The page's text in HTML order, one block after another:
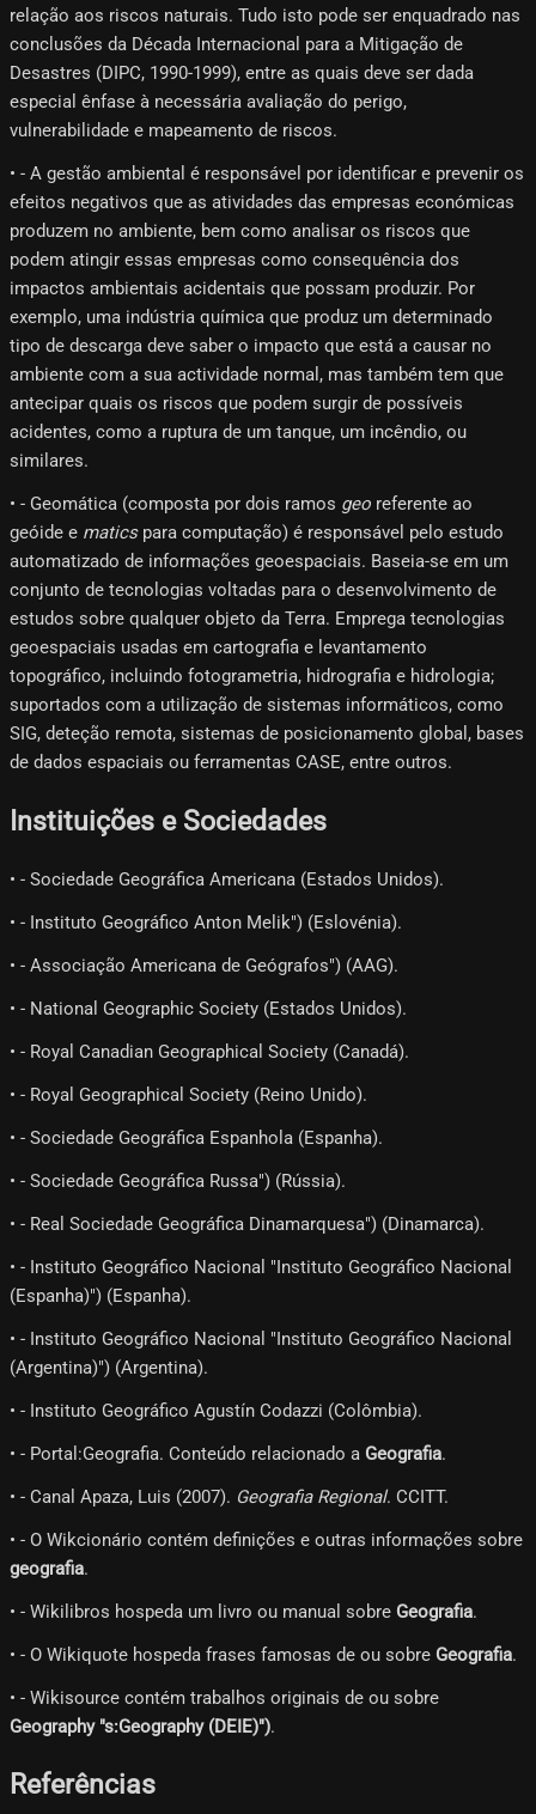
relação aos riscos naturais. Tudo isto pode ser enquadrado nas
conclusões da Década Internacional para a Mitigação de
Desastres (DIPC, 1990-1999), entre as quais deve ser dada
especial ênfase à necessária avaliação do perigo,
vulnerabilidade e mapeamento de riscos.
• - A gestão ambiental é responsável por identificar e prevenir os
efeitos negativos que as atividades das empresas económicas
produzem no ambiente, bem como analisar os riscos que
podem atingir essas empresas como consequência dos
impactos ambientais acidentais que possam produzir. Por
exemplo, uma indústria química que produz um determinado
tipo de descarga deve saber o impacto que está a causar no
ambiente com a sua actividade normal, mas também tem que
antecipar quais os riscos que podem surgir de possíveis
acidentes, como a ruptura de um tanque, um incêndio, ou
similares.
• - Geomática (composta por dois ramos geo referente ao
geóide e maticspara computação) é responsável pelo estudo
automatizado de informações geoespaciais. Baseia-se em um
conjunto de tecnologias voltadas para o desenvolvimento de
estudos sobre qualquer objeto da Terra. Emprega tecnologias
geoespaciais usadas em cartografia e levantamento
topográfico, incluindo fotogrametria, hidrografia e hidrologia;
suportados com a utilização de sistemas informáticos, como
SIG, deteção remota, sistemas de posicionamento global, bases
de dados espaciais ou ferramentas CASE, entre outros.
Instituições e Sociedades
• - Sociedade Geográfica Americana (Estados Unidos).
• - Instituto Geográfico Anton Melik") (Eslovénia).
• - Associação Americana de Geógrafos") (AAG).
• - National Geographic Society (Estados Unidos).
• - Royal Canadian Geographical Society (Canadá).
• - Royal Geographical Society (Reino Unido).
• - Sociedade Geográfica Espanhola (Espanha).
• - Sociedade Geográfica Russa") (Rússia).
• - Real Sociedade Geográfica Dinamarquesa") (Dinamarca).
• - Instituto Geográfico Nacional "Instituto Geográfico Nacional
(Espanha)") (Espanha).
• - Instituto Geográfico Nacional "Instituto Geográfico Nacional
(Argentina)") (Argentina).
• - Instituto Geográfico Agustín Codazzi (Colômbia).
• - Portal:Geografia. Conteúdo relacionado a Geografia.
• - Canal Apaza, Luis (2007). Geografia Regional. CCITT.
• - O Wikcionário contém definições e outras informações sobre
geografia.
• - Wikilibros hospeda um livro ou manual sobre Geografia.
• - O Wikiquote hospeda frases famosas de ou sobre Geografia.
• - Wikisource contém trabalhos originais de ou sobre
Geography "s:Geography (DEIE)").
Referências